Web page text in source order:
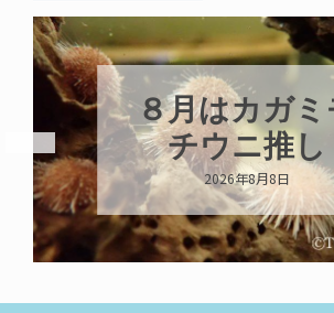
８月はカガミ
チウニ推し
2026年8月8日